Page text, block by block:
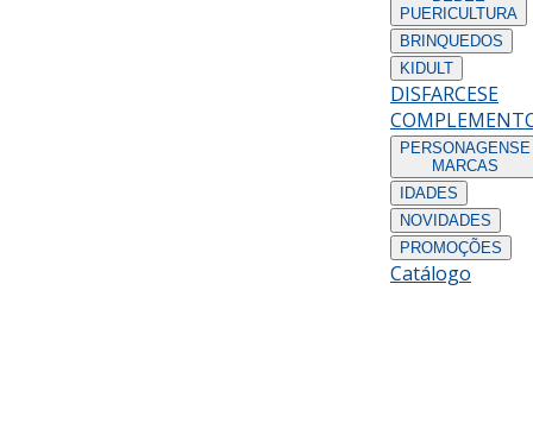
PUERICULTURA
BRINQUEDOS
KIDULT
DISFARCESE
PERSONAGENS E
MARCAS
IDADES
NOVIDADES
PROMOÇÕES
Catálogo